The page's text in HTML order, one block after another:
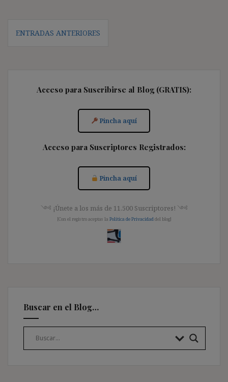
de
ENTRADAS ANTERIORES
Acceso para Suscribirse al Blog (GRATIS):
Pincha aquí
Acceso para Suscriptores Registrados:
Pincha aquí
༺ ¡Únete a los más de 11.500 Suscriptores! ༺
[Con el registro aceptas la Política de Privacidad del blog]
Buscar en el Blog…